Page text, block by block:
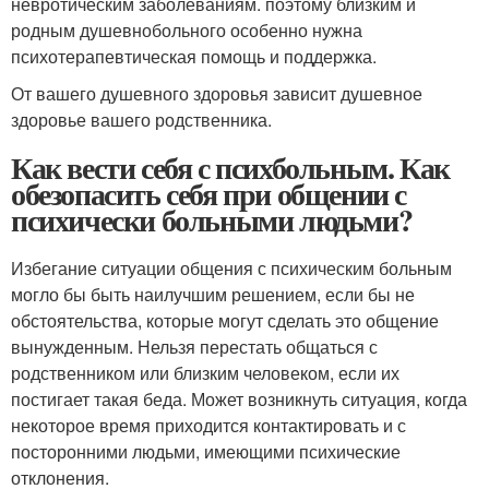
родным душевнобольного особенно нужна
психотерапевтическая помощь и поддержка.
От вашего душевного здоровья зависит душевное
здоровье вашего родственника.
Как вести себя с психбольным. Как
обезопасить себя при общении с
психически больными людьми?
Избегание ситуации общения с психическим больным
могло бы быть наилучшим решением, если бы не
обстоятельства, которые могут сделать это общение
вынужденным. Нельзя перестать общаться с
родственником или близким человеком, если их
постигает такая беда. Может возникнуть ситуация, когда
некоторое время приходится контактировать и с
посторонними людьми, имеющими психические
отклонения.